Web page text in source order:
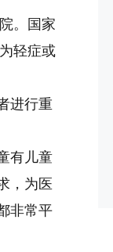
。国家
轻症或
进行重
有儿童
，为医
非常平